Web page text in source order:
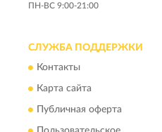
ПН-ВС 9:00-21:00
СЛУЖБА ПОДДЕРЖКИ
Контакты
Карта сайта
Публичная оферта